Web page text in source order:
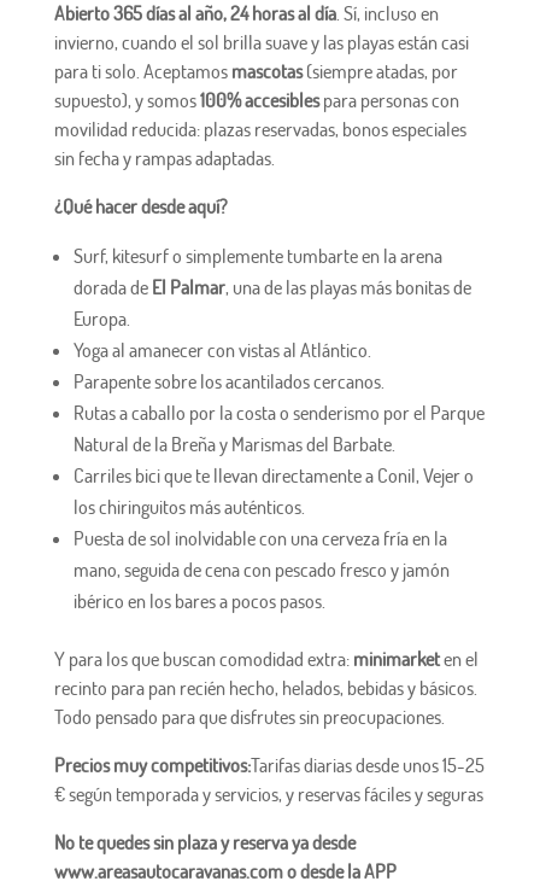
Abierto 365 días al año, 24 horas al día. Sí, incluso en
invierno, cuando el sol brilla suave y las playas están casi
para ti solo. Aceptamos mascotas(siempre atadas, por
supuesto), y somos100% accesiblespara personas con
movilidad reducida: plazas reservadas, bonos especiales
sin fecha y rampas adaptadas.
¿Qué hacer desde aquí?
Surf, kitesurf o simplemente tumbarte en la arena
dorada de El Palmar, una de las playas más bonitas de
Europa.
Yoga al amanecer con vistas al Atlántico.
Parapente sobre los acantilados cercanos.
Rutas a caballo por la costa o senderismo por el Parque
Natural de la Breña y Marismas del Barbate.
Carriles bici que te llevan directamente a Conil, Vejer o
los chiringuitos más auténticos.
Puesta de sol inolvidable con una cerveza fría en la
mano, seguida de cena con pescado fresco y jamón
ibérico en los bares a pocos pasos.
Y para los que buscan comodidad extra: minimarketen el
recinto para pan recién hecho, helados, bebidas y básicos.
Todo pensado para que disfrutes sin preocupaciones.
Precios muy competitivos:Tarifas diarias desde unos 15-25
€ según temporada y servicios, y reservas fáciles y seguras
No te quedes sin plaza y reserva ya desde
www.areasautocaravanas.com o desde la APP